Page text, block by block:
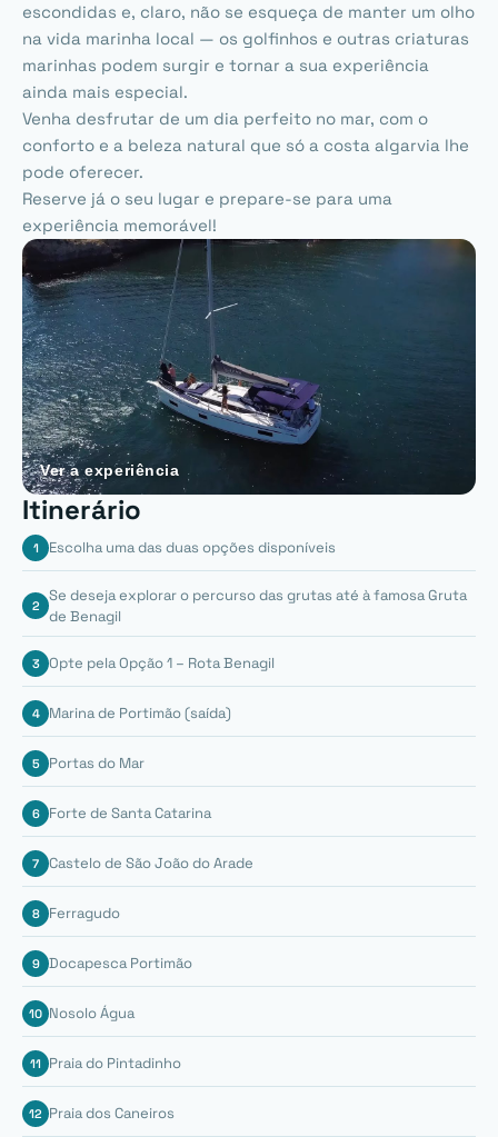
escondidas e, claro, não se esqueça de manter um olho
na vida marinha local — os golfinhos e outras criaturas
marinhas podem surgir e tornar a sua experiência
ainda mais especial.
Venha desfrutar de um dia perfeito no mar, com o
conforto e a beleza natural que só a costa algarvia lhe
pode oferecer.
Reserve já o seu lugar e prepare-se para uma
experiência memorável!
Ver a experiência
Itinerário
Escolha uma das duas opções disponíveis
Se deseja explorar o percurso das grutas até à famosa Gruta
de Benagil
Opte pela Opção 1 – Rota Benagil
Marina de Portimão (saída)
Portas do Mar
Forte de Santa Catarina
Castelo de São João do Arade
Ferragudo
Docapesca Portimão
Nosolo Água
Praia do Pintadinho
Praia dos Caneiros